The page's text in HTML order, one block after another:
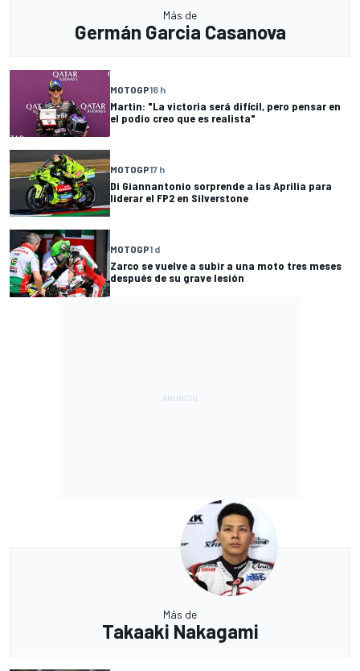
Más de
Germán Garcia Casanova
MOTOGP16 h
Martin: "La victoria será difícil, pero pensar en
el podio creo que es realista"
MOTOGP17 h
Di Giannantonio sorprende a las Aprilia para
liderar el FP2 en Silverstone
MOTOGP1 d
Zarco se vuelve a subir a una moto tres meses
después de su grave lesión
Más de
Takaaki Nakagami